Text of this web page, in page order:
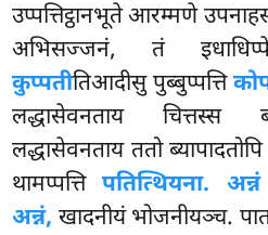
उप्पत्तिट्ठानभूते आरम्मणे
अभिसज्जनं, तं
कुप्पतीतिआदीसु पुब्बुप्पत्ति
लद्धासेवनताय चित्तस्स
लद्धासेवनताय ततो
थामप्पत्तिपतित्थियना.
अन्नं, खादनीयं भोजनीयञ्च.